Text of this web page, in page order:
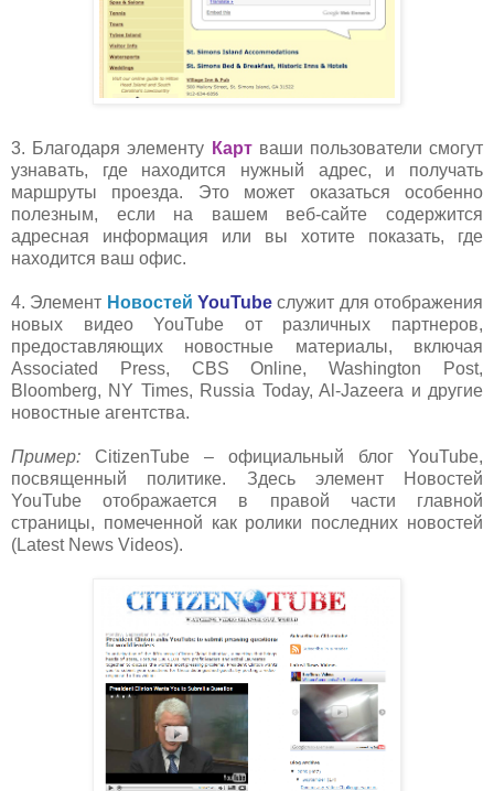
3. Благодаря элементу Картваши пользователи смогут
узнавать, где находится нужный адрес, и получать
маршруты проезда. Это может оказаться особенно
полезным, если на вашем веб-сайте содержится
адресная информация или вы хотите показать, где
находится ваш офис.
4. Элемент Новостей YouTube служит для отображения
новых видео YouTube от различных партнеров,
предоставляющих новостные материалы, включая
Associated Press, CBS Online, Washington Post,
Bloomberg, NY Times, Russia Today, Al-Jazeera и другие
новостные агентства.
Пример: CitizenTube – официальный блог YouTube,
посвященный политике. Здесь элемент Новостей
YouTube отображается в правой части главной
страницы, помеченной как ролики последних новостей
(Latest News Videos).